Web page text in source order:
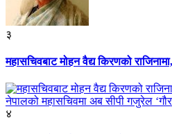
३
महासचिवबाट मोहन वैद्य किरणको
४